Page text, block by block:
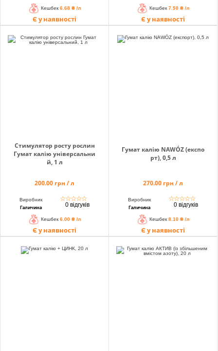
Кешбек 6.68 ₴ /л
Є у наявності
Кешбек 7.50 ₴ /л
Є у наявності
Стимулятор росту рослин
Гумат калію універсальни
й, 1 л
200.00 грн / л
Виробник
Галичина
☆☆☆☆☆
0 відгуків
Кешбек 6.00 ₴ /л
Є у наявності
Гумат калію NAWÓZ (експо
рт), 0,5 л
270.00 грн / л
Виробник
Галичина
☆☆☆☆☆
0 відгуків
Кешбек 8.10 ₴ /л
Є у наявності